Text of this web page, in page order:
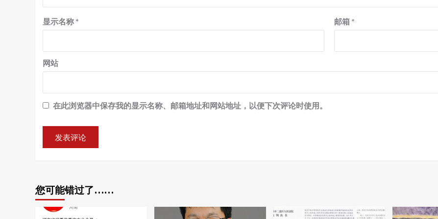
显示名称 * 邮箱 *
网站
在此浏览器中保存我的显示名称、邮箱地址和网站地址，以便下次评论时使用。
您可能错过了……